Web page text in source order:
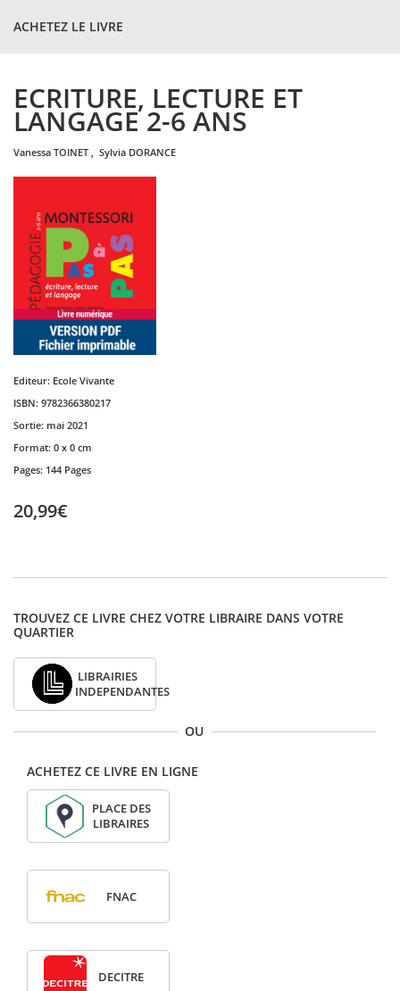
ACHETEZ LE LIVRE
ECRITURE, LECTURE ET
LANGAGE 2-6 ANS
vanessa TOINET , sylvia DORANCE
Editeur: Ecole Vivante
ISBN: 9782366380217
Sortie: mai 2021
Format: 0 x 0 cm
Pages: 144 Pages
20,99€
TROUVEZ CE LIVRE CHEZ VOTRE LIBRAIRE DANS VOTRE
QUARTIER
LIBRAIRIES
INDEPENDANTES
OU
ACHETEZ CE LIVRE EN LIGNE
PLACE DES
LIBRAIRES
FNAC
DECITRE